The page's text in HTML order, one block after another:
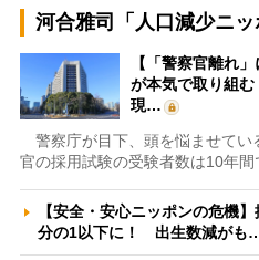
河合雅司「人口減少ニッ
【「警察官離れ
が本気で取り組
現…
警察庁が目下、頭を悩ませてい
官の採用試験の受験者数は10年
【安全・安心ニッポンの危機
分の1以下に！ 出生数減がも